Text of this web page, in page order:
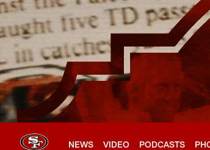
Skip
to
main
content
NEWS VIDEO PODCASTS